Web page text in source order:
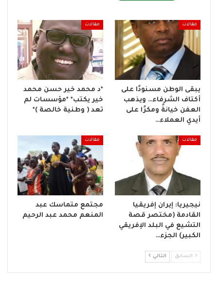
مقالات
يبقى الوطن مسنودًا على
أكتاف الشرفاء… ويذهب
العفن خيانةً ومكرًا على
أيدي العملاء…
مقالات
*د محمد خير حسن محمد
خير يكتب* *مؤسسات لم
تعد ( وطنية خالصة )*
مقالات
نيجيريا: إيران إفريقيا
القادمة (مختصر قصة
التشيع في البلد الإفريقي
الكبير) الجزء…
مقالات
مجتمع متماسك عبد
المنعم محمد عبد الرحيم
السابق التالي